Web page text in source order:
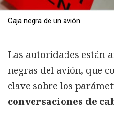
Caja negra de un avión
Las autoridades están
negras del avión, que
clave sobre los
conversaciones de